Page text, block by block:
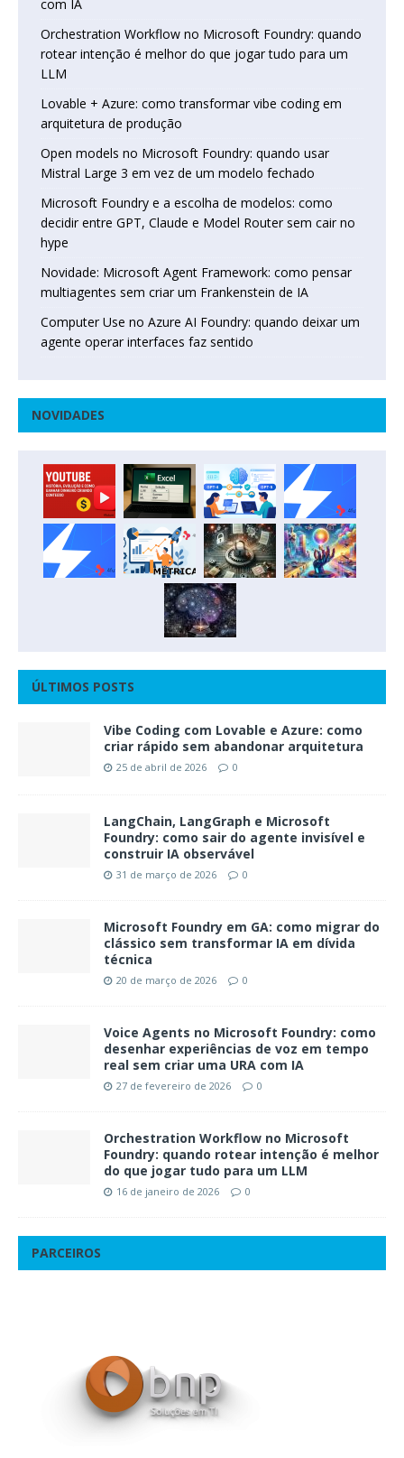
com IA
Orchestration Workflow no Microsoft Foundry: quando
rotear intenção é melhor do que jogar tudo para um
LLM
Lovable + Azure: como transformar vibe coding em
arquitetura de produção
Open models no Microsoft Foundry: quando usar
Mistral Large 3 em vez de um modelo fechado
Microsoft Foundry e a escolha de modelos: como
decidir entre GPT, Claude e Model Router sem cair no
hype
Novidade: Microsoft Agent Framework: como pensar
multiagentes sem criar um Frankenstein de IA
Computer Use no Azure AI Foundry: quando deixar um
agente operar interfaces faz sentido
NOVIDADES
ÚLTIMOS POSTS
Vibe Coding com Lovable e Azure: como
criar rápido sem abandonar arquitetura
25 de abril de 2026 0
LangChain, LangGraph e Microsoft
Foundry: como sair do agente invisível e
construir IA observável
31 de março de 2026 0
Microsoft Foundry em GA: como migrar do
clássico sem transformar IA em dívida
técnica
20 de março de 2026 0
Voice Agents no Microsoft Foundry: como
desenhar experiências de voz em tempo
real sem criar uma URA com IA
27 de fevereiro de 2026 0
Orchestration Workflow no Microsoft
Foundry: quando rotear intenção é melhor
do que jogar tudo para um LLM
16 de janeiro de 2026 0
PARCEIROS